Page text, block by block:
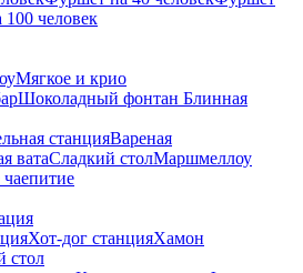
человек
Мягкое и крио
Шоколадный фонтан Блинная
станцияВареная
ватаСладкий столМаршмеллоу
чаепитие
Хот-дог станцияХамон
стол